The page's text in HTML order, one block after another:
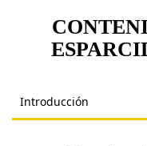
Introducción